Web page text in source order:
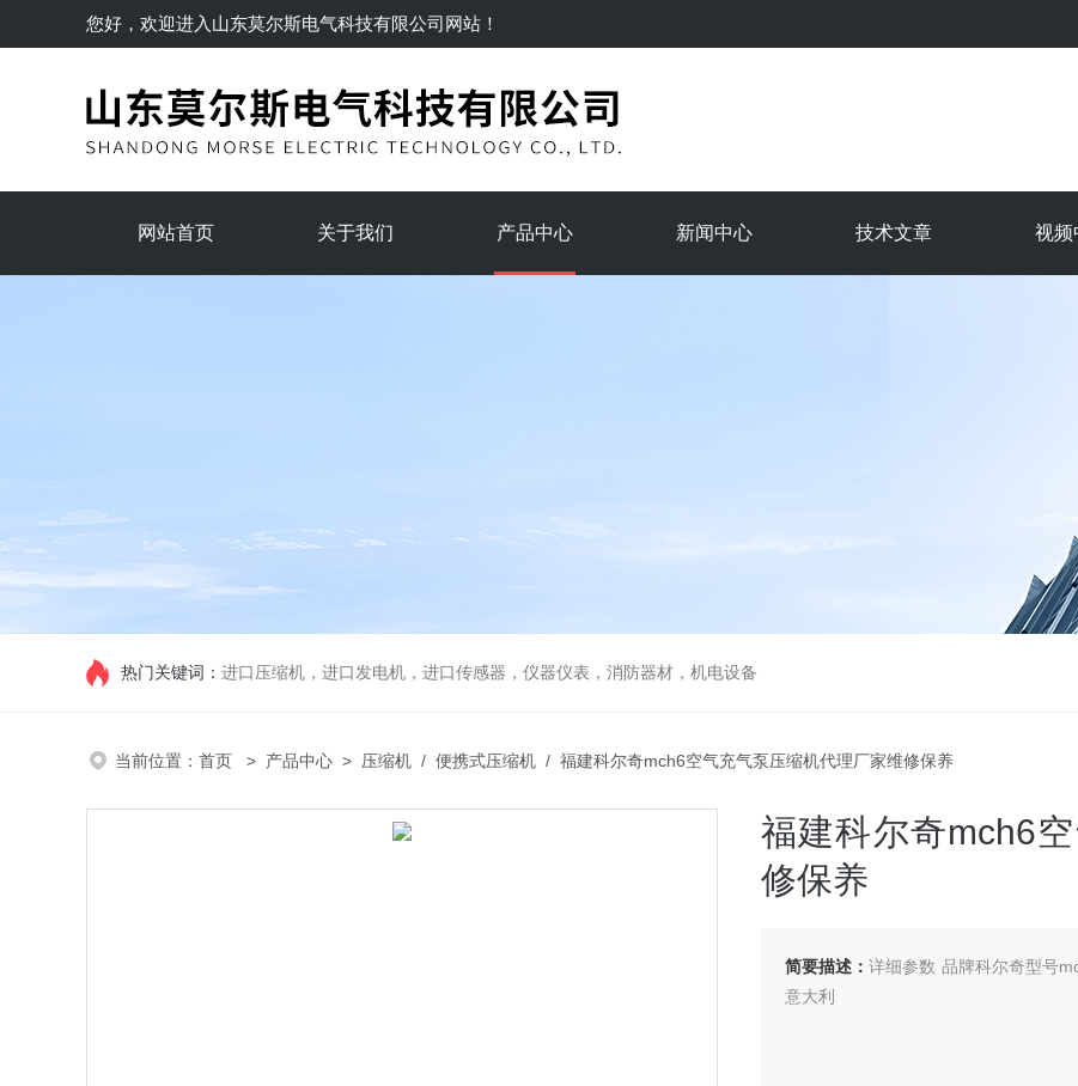
您好，欢迎进入 山东莫尔斯电气科技有限公司网站！
网站首页 关于我们 产品中心 新闻中心 技术文章 视频
热门关键词： 进口压缩机，进口发电机，进口传感器，仪器仪表，消防器材，机电设备
当前位置： 首页 > 产品中心 > 压缩机 / 便携式压缩机 / 福建科尔奇mch6空气充气泵压缩机代理厂家维修保养
福建科尔奇mch6
修保养
简要描述：详细参数 品牌科尔奇型号
意大利